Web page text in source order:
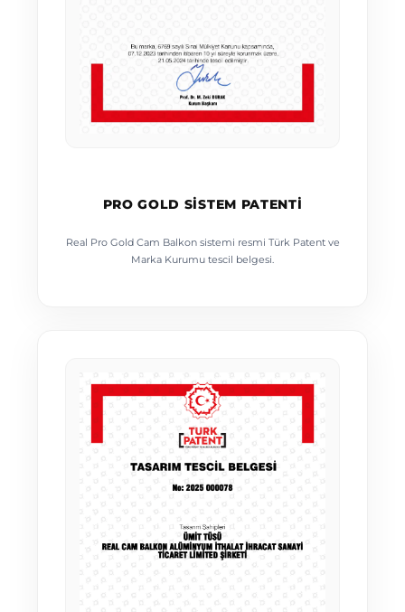
PRO GOLD SISTEM PATENTI
Real Pro Gold Cam Balkon sistemi resmi Türk Patent ve
Marka Kurumu tescil belgesi.